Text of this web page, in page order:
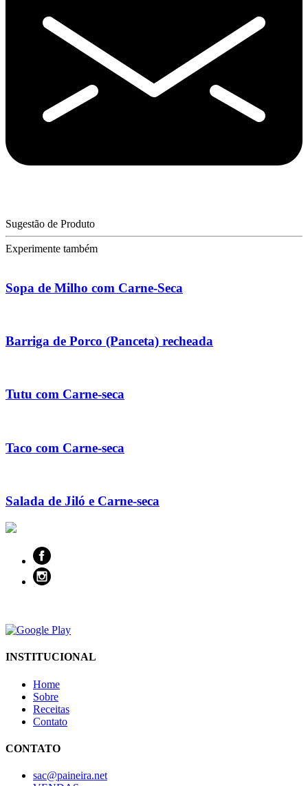
Sugestão de Produto
Experimente também
Sopa de Milho com Carne-Seca
Barriga de Porco (Panceta) recheada
Tutu com Carne-seca
Taco com Carne-seca
Salada de Jiló e Carne-seca
INSTITUCIONAL
Home
Sobre
Receitas
Contato
CONTATO
sac@paineira.net